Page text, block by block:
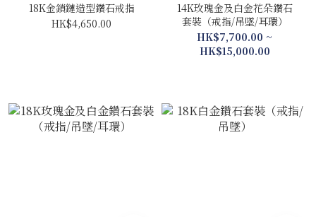
18K金鎖鏈造型鑽石戒指
HK$4,650.00
14K玫瑰金及白金花朵鑽石
套裝（戒指/吊墜/耳環）
HK$7,700.00 ~
HK$15,000.00